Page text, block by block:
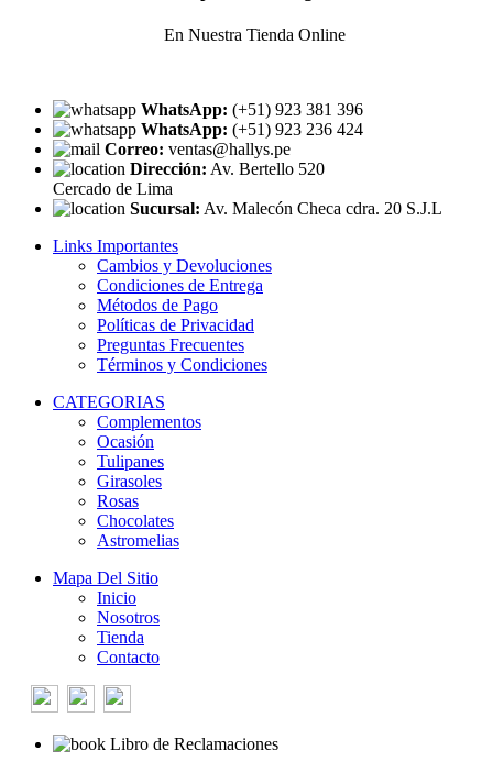
En Nuestra Tienda Online
WhatsApp: (+51) 923 381 396
WhatsApp: (+51) 923 236 424
Correo: ventas@hallys.pe
Dirección: Av. Bertello 520
Cercado de Lima
Sucursal: Av. Malecón Checa cdra. 20 S.J.L
Links Importantes
Cambios y Devoluciones
Condiciones de Entrega
Métodos de Pago
Políticas de Privacidad
Preguntas Frecuentes
Términos y Condiciones
CATEGORIAS
Complementos
Ocasión
Tulipanes
Girasoles
Rosas
Chocolates
Astromelias
Mapa Del Sitio
Inicio
Nosotros
Tienda
Contacto
Libro de Reclamaciones